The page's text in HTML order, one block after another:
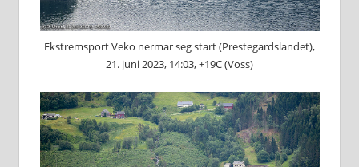
Ekstremsport Veko nermar seg start (Prestegardslandet),
21. juni 2023, 14:03, +19C (Voss)